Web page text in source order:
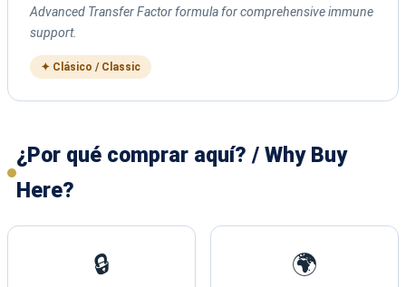
Advanced Transfer Factor formula for comprehensive immune
support.
✦ Clásico / Classic
¿Por qué comprar aquí? / Why Buy
Here?
🔒 🌍